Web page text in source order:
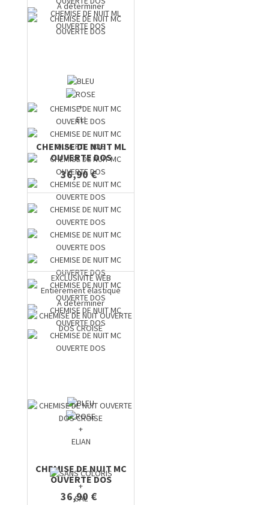
+
ELI
CHEMISE DE NUIT ML
OUVERTE DOS
36,90 €
A déterminer
+
ELIAN
CHEMISE DE NUIT MC
OUVERTE DOS
36,90 €
EXCLUSIVITE WEB
Entièrement élastiqué
A déterminer
+
SAL